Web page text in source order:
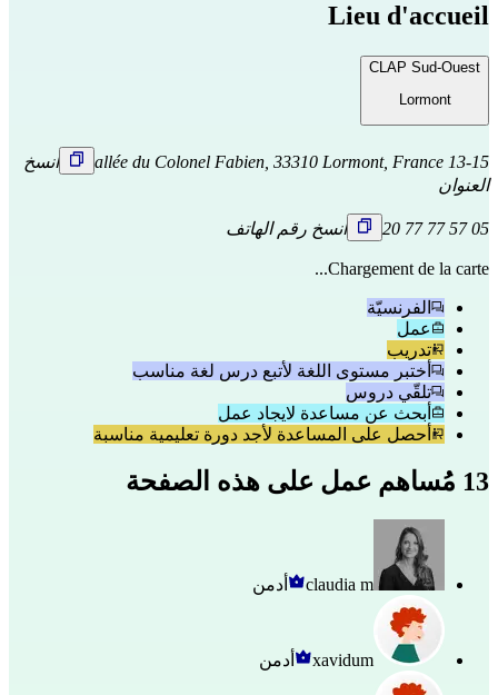
Lieu d'accueil
CLAP Sud-Ouest
Lormont
13-15 allée du Colonel Fabien, 33310 Lormont, France
انسخ
العنوان
05 57 77 77 20 انسخ رقم الهاتف
Chargement de la carte...
الفرنسيّة
عمل
تدريب
أختبر مستوى اللغة لأتبع درس لغة مناسب
تلقّي دروس
أبحث عن مساعدة لايجاد عمل
أحصل على المساعدة لأجد دورة تعليمية مناسبة
13 مُساهم عمل على هذه الصفحة
claudia m أدمن
xavidum أدمن